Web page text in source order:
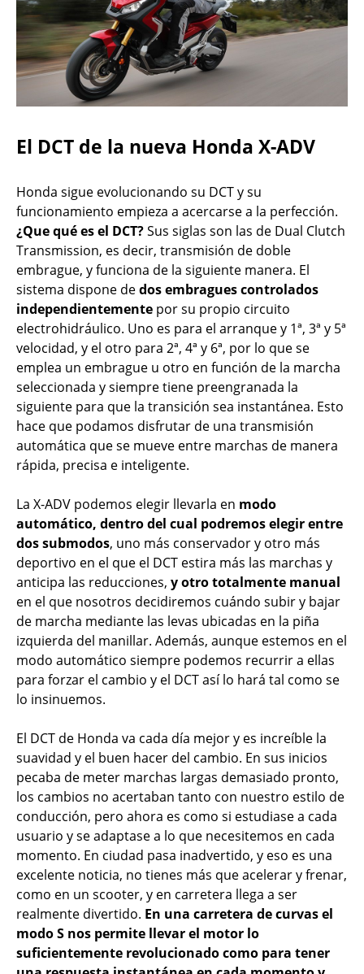
El DCT de la nueva Honda X-ADV
Honda sigue evolucionando su DCT y su
funcionamiento empieza a acercarse a la perfección.
¿Que qué es el DCT?Sus siglas son las de Dual Clutch
Transmission, es decir, transmisión de doble
embrague, y funciona de la siguiente manera. El
sistema dispone dedos embragues controlados
independientemente por su propio circuito
electrohidráulico. Uno es para el arranque y 1ª, 3ª y 5ª
velocidad, y el otro para 2ª, 4ª y 6ª, por lo que se
emplea un embrague u otro en función de la marcha
seleccionada y siempre tiene preengranada la
siguiente para que la transición sea instantánea. Esto
hace que podamos disfrutar de una transmisión
automática que se mueve entre marchas de manera
rápida, precisa e inteligente.
La X-ADV podemos elegir llevarla en modo
automático, dentro del cual podremos elegir entre
dos submodos, uno más conservador y otro más
deportivo en el que el DCT estira más las marchas y
anticipa las reducciones, y otro totalmente manual
en el que nosotros decidiremos cuándo subir y bajar
de marcha mediante las levas ubicadas en la piña
izquierda del manillar. Además, aunque estemos en el
modo automático siempre podemos recurrir a ellas
para forzar el cambio y el DCT así lo hará tal como se
lo insinuemos.
El DCT de Honda va cada día mejor y es increíble la
suavidad y el buen hacer del cambio. En sus inicios
pecaba de meter marchas largas demasiado pronto,
los cambios no acertaban tanto con nuestro estilo de
conducción, pero ahora es como si estudiase a cada
usuario y se adaptase a lo que necesitemos en cada
momento. En ciudad pasa inadvertido, y eso es una
excelente noticia, no tienes más que acelerar y frenar,
como en un scooter, y en carretera llega a ser
realmente divertido. En una carretera de curvas el
modo S nos permite llevar el motor lo
suficientemente revolucionado como para tener